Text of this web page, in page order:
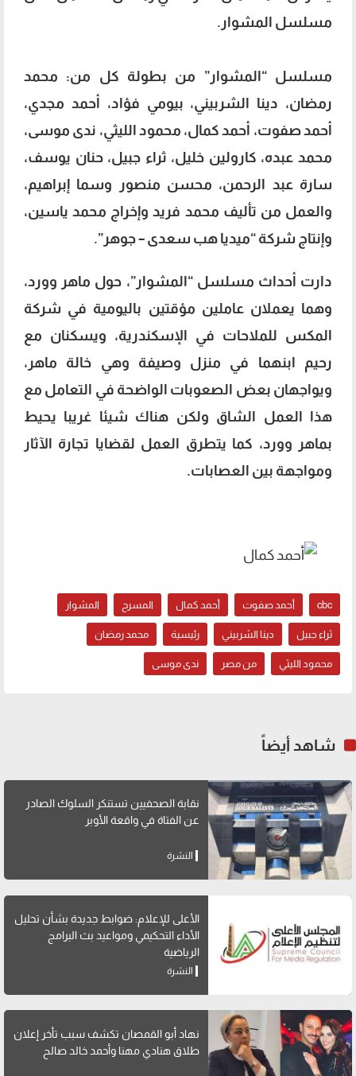
مسلسل المشوار.
مسلسل “المشوار” من بطولة كل من: محمد
رمضان، دينا الشربيني، بيومي فؤاد، أحمد مجدي،
أحمد صفوت، أحمد كمال، محمود الليثي، ندى موسى،
محمد عبده، كارولين خليل، ثراء جبيل، حنان يوسف،
سارة عبد الرحمن، محسن منصور وسما إبراهيم،
والعمل من تأليف محمد فريد وإخراج محمد ياسين،
وإنتاج شركة “ميديا هب سعدى – جوهر”.
دارت أحداث مسلسل “المشوار”، حول ماهر وورد،
وهما يعملان عاملين مؤقتين باليومية في شركة
المكس للملاحات في الإسكندرية، ويسكنان مع
رحيم ابنهما في منزل وصيفة وهي خالة ماهر،
ويواجهان بعض الصعوبات الواضحة في التعامل مع
هذا العمل الشاق ولكن هناك شيئا غريبا يحيط
بماهر وورد، كما يتطرق العمل لقضايا تجارة الآثار
ومواجهة بين العصابات.
cbc أحمد صفوت أحمد كمال المسرح المشوار
ثراء جبيل دينا الشربيني رئيسية محمد رمضان
محمود الليثي من مصر ندى موسى
شاهد أيضاً
نقابة الصحفيين تستنكر السلوك الصادر
عن الفتاة في واقعة الأوبر
النشرة
الأعلى للإعلام: ضوابط جديدة بشأن تحليل
الأداء التحكيمي ومواعيد بث البرامج
الرياضية
النشرة
نهاد أبو القمصان تكشف سبب تأخر إعلان
طلاق هنادي مهنا وأحمد خالد صالح